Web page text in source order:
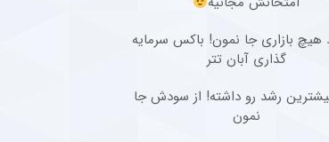
سپاهان، با وجود شایعات حضور در پرسپولیس، قرارداد خود را برای
هیچ بازاری جا نمون! باکس سرمایه
گذاری آبان تتر
رشد رو داشته! از سودش جا
نمون